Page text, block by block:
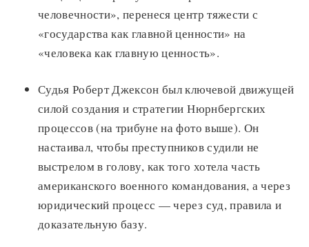
человечности», перенеся центр тяжести с
«государства как главной ценности» на
«человека как главную ценность».
Судья Роберт Джексон был ключевой движущей
силой создания и стратегии Нюрнбергских
процессов (на трибуне на фото выше). Он
настаивал, чтобы преступников судили не
выстрелом в голову, как того хотела часть
американского военного командования, а через
юридический процесс — через суд, правила и
доказательную базу.